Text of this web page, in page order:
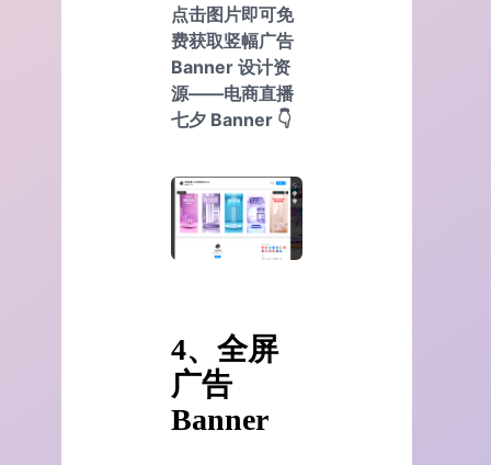
点击图片即可免
费获取竖幅广告
Banner 设计资
源——电商直播
七夕 Banner 👇
4、全屏
广告
Banner